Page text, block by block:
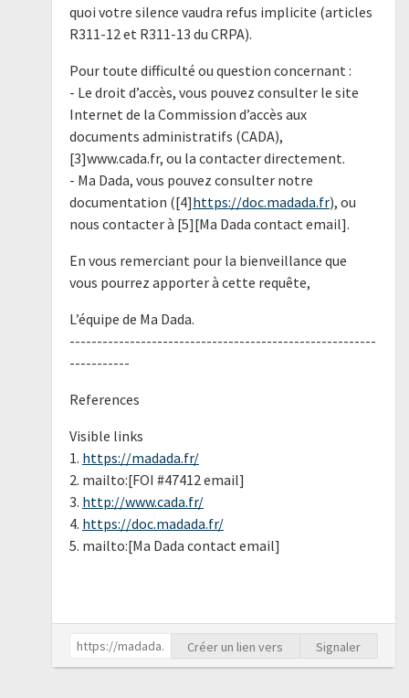
quoi votre silence vaudra refus implicite (articles
R311-12 et R311-13 du CRPA).
Pour toute difficulté ou question concernant :
- Le droit d’accès, vous pouvez consulter le site
Internet de la Commission d’accès aux
documents administratifs (CADA),
[3]www.cada.fr, ou la contacter directement.
- Ma Dada, vous pouvez consulter notre
documentation ([4]https://doc.madada.fr), ou
nous contacter à [5][Ma Dada contact email].
En vous remerciant pour la bienveillance que
vous pourrez apporter à cette requête,
L’équipe de Ma Dada.
--------------------------------------------------------
-----------
References
Visible links
1. https://madada.fr/
2. mailto:[FOI #47412 email]
3. http://www.cada.fr/
4. https://doc.madada.fr/
5. mailto:[Ma Dada contact email]
Créer un lien vers Signaler